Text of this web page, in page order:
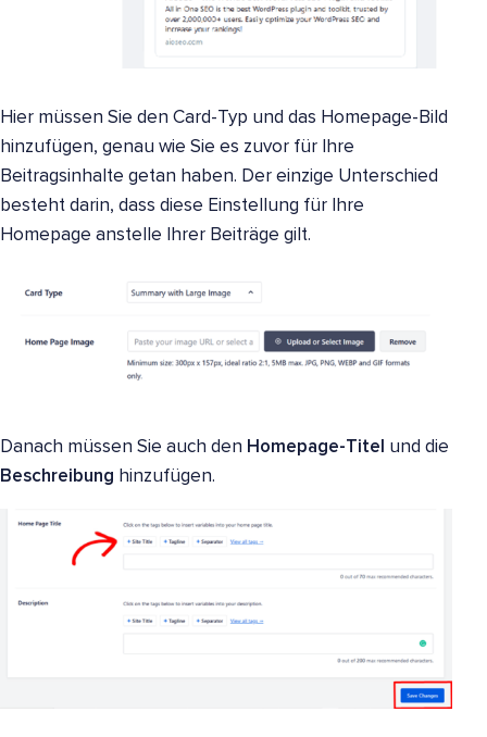
Hier müssen Sie den Card-Typ und das Homepage-Bild
hinzufügen, genau wie Sie es zuvor für Ihre
Beitragsinhalte getan haben. Der einzige Unterschied
besteht darin, dass diese Einstellung für Ihre
Homepage anstelle Ihrer Beiträge gilt.
Danach müssen Sie auch den Homepage-Titel und die
Beschreibung hinzufügen.